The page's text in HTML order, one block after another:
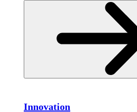
Innovation